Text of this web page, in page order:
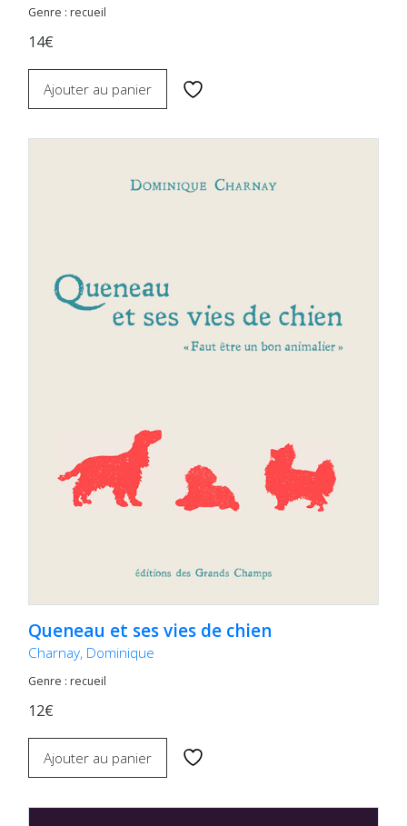
Genre : recueil
14€
Ajouter au panier
Queneau et ses vies de chien
Charnay, Dominique
Genre : recueil
12€
Ajouter au panier